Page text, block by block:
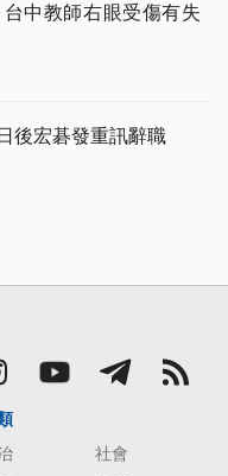
中教師右眼受傷有失
後宏碁發重訊辭職
社會